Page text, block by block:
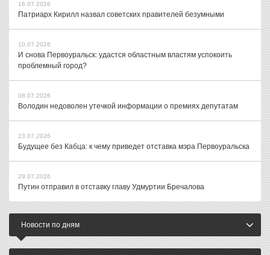
16.07.2026
Патриарх Кирилл назвал советских правителей безумными
10.07.2026
И снова Первоуральск: удастся областным властям успокоить
проблемный город?
08.07.2026
Володин недоволен утечкой информации о премиях депутатам
23.07.2026
Будущее без Кабца: к чему приведет отставка мэра Первоуральска
29.07.2026
Путин отправил в отставку главу Удмуртии Бречалова
Новости по дням